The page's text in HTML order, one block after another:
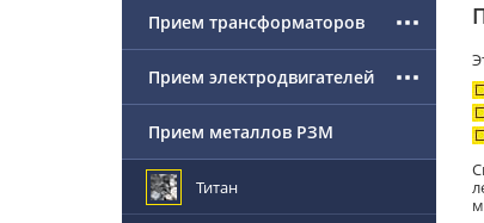
Прием трансформаторов
Прием электродвигателей
Прием металлов РЗМ
Титан